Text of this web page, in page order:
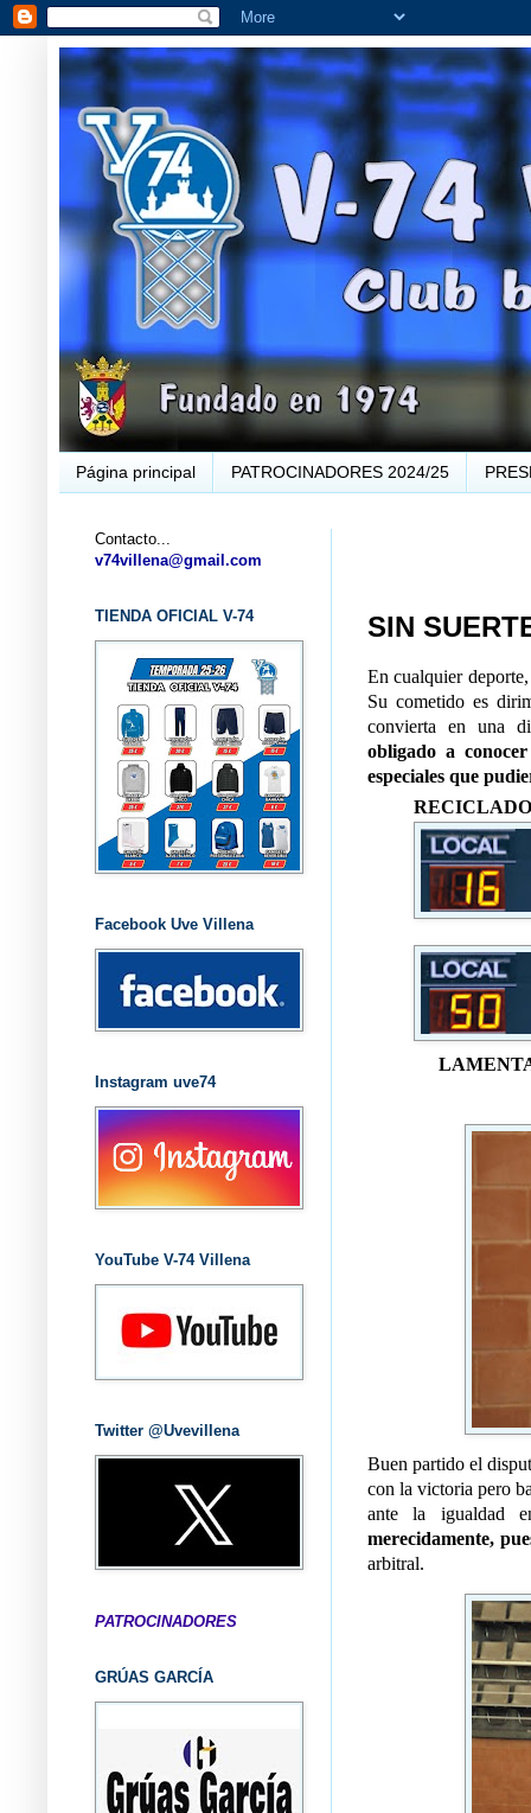
Página principal PATROCINADORES 2024/25
SIN
En cualquier
Su cometido es
convierta en una
obligado a
especiales que
Buen partido el
con la victoria pero
ante la igualdad
merecidamente,
arbitral.
Contacto...
v74villena@gmail.com
TIENDA OFICIAL V-74
Facebook Uve Villena
Instagram uve74
YouTube V-74 Villena
Twitter @Uvevillena
PATROCINADORES
GRÚAS GARCÍA